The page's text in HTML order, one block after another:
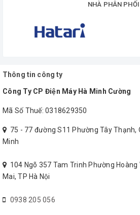
NHÀ PHÂN PHỐI
Thông tin công ty
Công Ty CP Điện Máy Hà Minh Cường
Mã Số Thuế: 0318629350
75 - 77 đường S11 Phường Tây Thạnh,
Minh
104 Ngõ 357 Tam Trinh Phường Hoàng
Mai, TP Hà Nội
0938 205 056